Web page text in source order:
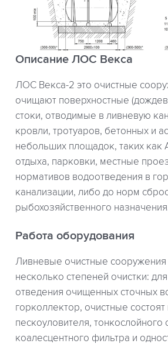
Описание ЛОС Векса
ЛОС Векса-2 это очистные
очищают поверхностные
стоки, отводимые в ливневую
кровли, тротуаров, бетонных и
небольших площадок, таких как
отдыха, парковки, местные
нормативов водоотведения в
канализации, либо до норм
рыбохозяйственного
Работа оборудования
Ливневые очистные
несколько степеней очистки:
отведения очищенных сточных
горколлектор, очистные состоят
пескоуловителя, тонкослойного
коалесцентного фильтра и